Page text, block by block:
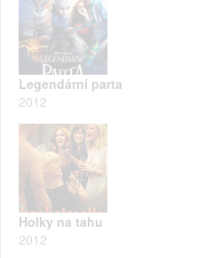
Legendární parta
2012
Holky na tahu
2012